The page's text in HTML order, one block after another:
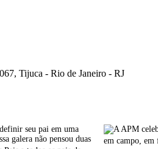
Tijuca - Rio de Janeiro - RJ